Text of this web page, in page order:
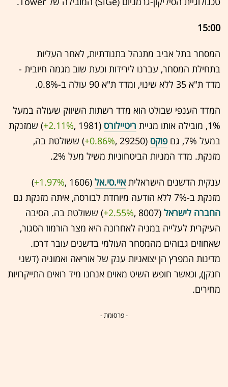
15:00
המסחר בתל אביב מתנהל בתנודתיות, לאחר העליות
בתחילת המסחר, עברנו לירידות וכעת שוב מגמה חיובית -
מדד ת"א 35 ללא שינוי, ומדד ת"א 90 עולה ב-0.8%.
המדד הענפי שבולט הוא מדד רשתות השיווק שעולה במעל
1%, מובילה אותו מניית
ריטיילורס (1981 ,‎
+2.11%‏) שמזנקת
במעל 7%, גם
פוקס (29250 ,‎
+0.86%‏) ששולטת בה,
מזנקת. מדד המניות הביטחוניות משיל מעל 2%.
ענקית הדשנים הישראליתאיי.סי.אל (1606 ,‎
+1.97%
‏)
מזנקת ב-7% ללא הודעה מיוחדת לבורסה, איתה מזנקת גם
החברה לישראל (8007 ,‎
+2.55%‏) ששולטת בה. הסיבה
העיקרית לעלייה במניה לאחרונה היא מצר הורמוז הסגור,
שאחוזים גבוהים מהמסחר העולמי בדשנים עובר דרכו.
מדינות המפרץ הן יצואניות ענק של אוריאה ואמוניה (דשני
חנקן), וכאשר חופש השיט מאוים אנחנו מיד רואים התייקרויות
מחירים.
- פרסומת -